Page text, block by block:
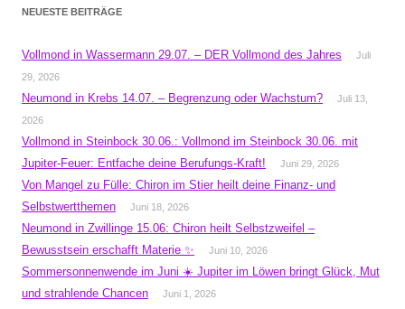
NEUESTE BEITRÄGE
Vollmond in Wassermann 29.07. – DER Vollmond des Jahres
Juli
29, 2026
Neumond in Krebs 14.07. – Begrenzung oder Wachstum?
Juli 13,
2026
Vollmond in Steinbock 30.06.: Vollmond im Steinbock 30.06. mit
Jupiter-Feuer: Entfache deine Berufungs-Kraft!
Juni 29, 2026
Von Mangel zu Fülle: Chiron im Stier heilt deine Finanz- und
Selbstwertthemen
Juni 18, 2026
Neumond in Zwillinge 15.06: Chiron heilt Selbstzweifel –
Bewusstsein erschafft Materie ✨
Juni 10, 2026
Sommersonnenwende im Juni ☀️ Jupiter im Löwen bringt Glück, Mut
und strahlende Chancen
Juni 1, 2026